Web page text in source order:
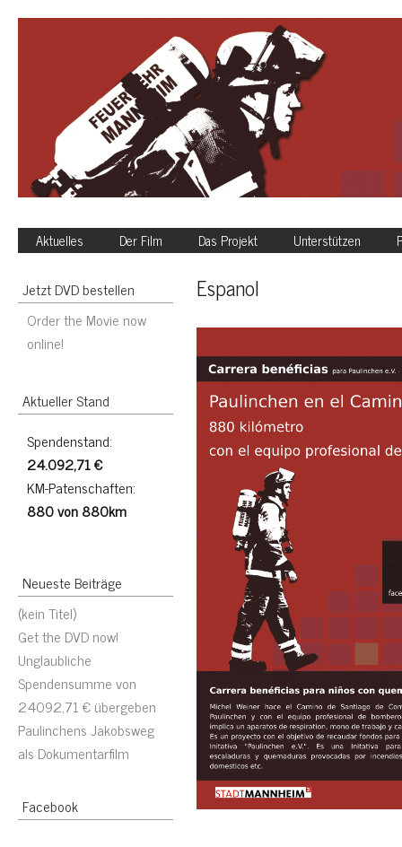
Aktuelles Der Film Das Projekt Unterstützen
Jetzt DVD bestellen
Order the Movie now
online!
Aktueller Stand
Spendenstand:
24.092,71 €
KM-Patenschaften:
880 von 880km
Neueste Beiträge
(kein Titel)
Get the DVD now!
Unglaubliche
Spendensumme von
24092,71 € übergeben
Paulinchens Jakobsweg
als Dokumentarfilm
Facebook
Espanol